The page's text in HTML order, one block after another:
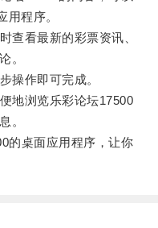
用程序。
看最新的彩票资讯、
。
作即可完成。
浏览乐彩论坛17500
。
桌面应用程序，让你